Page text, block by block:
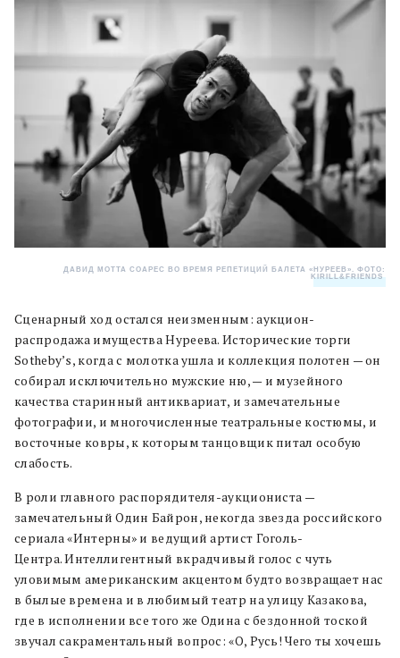
ДАВИД МОТТА СОАРЕС ВО ВРЕМЯ РЕПЕТИЦИЙ БАЛЕТА «НУРЕЕВ». ФОТО:
KIRILL&FRIENDS.
Сценарный ход остался неизменным: аукцион-
распродажа имущества Нуреева. Исторические торги
Sotheby’s, когда с молотка ушла и коллекция полотен — он
собирал исключительно мужские ню, — и музейного
качества старинный антиквариат, и замечательные
фотографии, и многочисленные театральные костюмы, и
восточные ковры, к которым танцовщик питал особую
слабость.
В роли главного распорядителя-аукциониста —
замечательный Один Байрон, некогда звезда российского
сериала «Интерны» и ведущий артист Гоголь-
Центра. Интеллигентный вкрадчивый голос с чуть
уловимым американским акцентом будто возвращает нас
в былые времена и в любимый театр на улицу Казакова,
где в исполнении все того же Одина с бездонной тоской
звучал сакраментальный вопрос: «О, Русь! Чего ты хочешь